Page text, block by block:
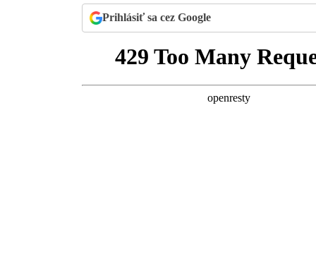
Prihlásiť sa cez Google